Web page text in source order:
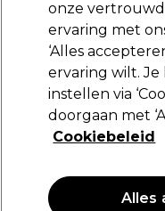
Wahl Tondeuse
21,95 €
onze
ervaring met
‘Alles
ervaring wilt.
instellen via
doorgaan met
Cookiebeleid
Alles